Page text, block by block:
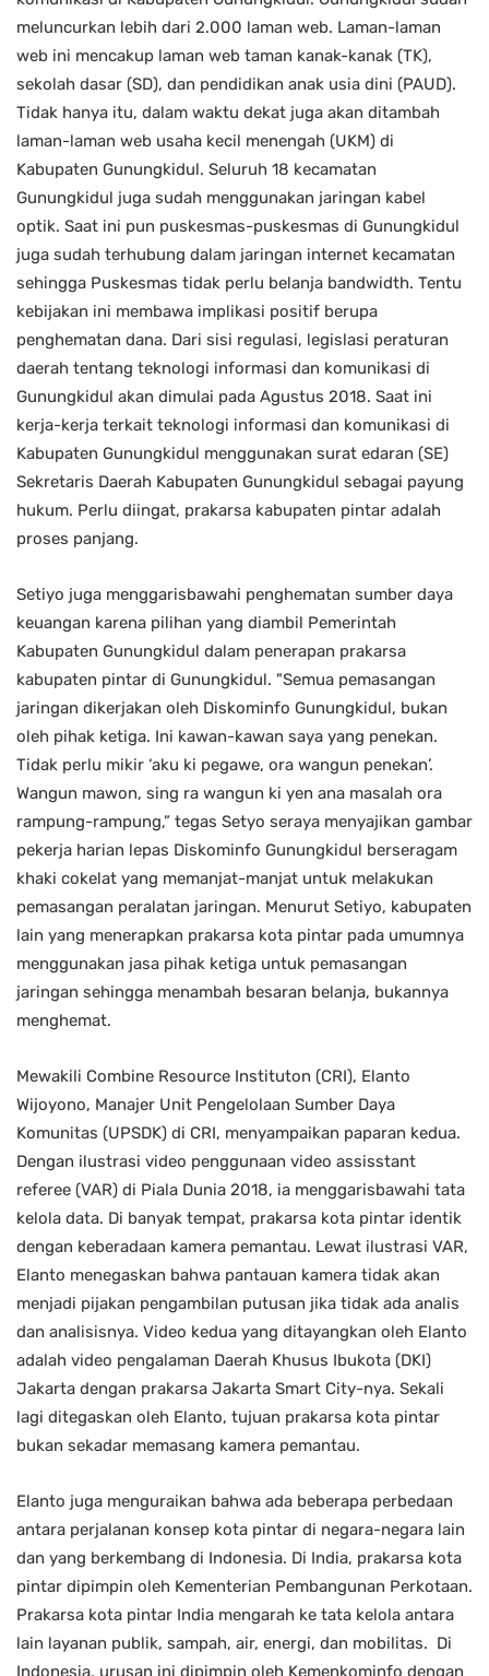
meluncurkan lebih dari 2.000 laman web. Laman-laman
web ini mencakup laman web taman kanak-kanak (TK),
sekolah dasar (SD), dan pendidikan anak usia dini (PAUD).
Tidak hanya itu, dalam waktu dekat juga akan ditambah
laman-laman web usaha kecil menengah (UKM) di
Kabupaten Gunungkidul. Seluruh 18 kecamatan
Gunungkidul juga sudah menggunakan jaringan kabel
optik. Saat ini pun puskesmas-puskesmas di Gunungkidul
juga sudah terhubung dalam jaringan internet kecamatan
sehingga Puskesmas tidak perlu belanja bandwidth. Tentu
kebijakan ini membawa implikasi positif berupa
penghematan dana. Dari sisi regulasi, legislasi peraturan
daerah tentang teknologi informasi dan komunikasi di
Gunungkidul akan dimulai pada Agustus 2018. Saat ini
kerja-kerja terkait teknologi informasi dan komunikasi di
Kabupaten Gunungkidul menggunakan surat edaran (SE)
Sekretaris Daerah Kabupaten Gunungkidul sebagai payung
hukum. Perlu diingat, prakarsa kabupaten pintar adalah
proses panjang.
Setiyo juga menggarisbawahi penghematan sumber daya
keuangan karena pilihan yang diambil Pemerintah
Kabupaten Gunungkidul dalam penerapan prakarsa
kabupaten pintar di Gunungkidul. "Semua pemasangan
jaringan dikerjakan oleh Diskominfo Gunungkidul, bukan
oleh pihak ketiga. Ini kawan-kawan saya yang penekan.
Tidak perlu mikir ‘aku ki pegawe, ora wangun penekan’.
Wangun mawon, sing ra wangun ki yen ana masalah ora
rampung-rampung,” tegas Setyo seraya menyajikan gambar
pekerja harian lepas Diskominfo Gunungkidul berseragam
khaki cokelat yang memanjat-manjat untuk melakukan
pemasangan peralatan jaringan. Menurut Setiyo, kabupaten
lain yang menerapkan prakarsa kota pintar pada umumnya
menggunakan jasa pihak ketiga untuk pemasangan
jaringan sehingga menambah besaran belanja, bukannya
menghemat.
Mewakili Combine Resource Instituton (CRI), Elanto
Wijoyono, Manajer Unit Pengelolaan Sumber Daya
Komunitas (UPSDK) di CRI, menyampaikan paparan kedua.
Dengan ilustrasi video penggunaan video assisstant
referee (VAR) di Piala Dunia 2018, ia menggarisbawahi tata
kelola data. Di banyak tempat, prakarsa kota pintar identik
dengan keberadaan kamera pemantau. Lewat ilustrasi VAR,
Elanto menegaskan bahwa pantauan kamera tidak akan
menjadi pijakan pengambilan putusan jika tidak ada analis
dan analisisnya. Video kedua yang ditayangkan oleh Elanto
adalah video pengalaman Daerah Khusus Ibukota (DKI)
Jakarta dengan prakarsa Jakarta Smart City-nya. Sekali
lagi ditegaskan oleh Elanto, tujuan prakarsa kota pintar
bukan sekadar memasang kamera pemantau.
Elanto juga menguraikan bahwa ada beberapa perbedaan
antara perjalanan konsep kota pintar di negara-negara lain
dan yang berkembang di Indonesia. Di India, prakarsa kota
pintar dipimpin oleh Kementerian Pembangunan Perkotaan.
Prakarsa kota pintar India mengarah ke tata kelola antara
lain layanan publik, sampah, air, energi, dan mobilitas. Di